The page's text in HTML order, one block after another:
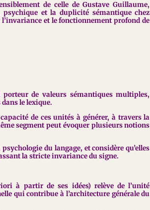
de celle de Gustave Guillaume,
et la duplicité sémantique chez
et le fonctionnement profond de
de valeurs sémantiques multiples,
le lexique.
de ces unités à générer, à travers la
segment peut évoquer plusieurs notions
du langage, et considère qu’elles
la stricte invariance du signe.
à partir de ses idées) relève de l’unité
qui contribue à l’architecture générale du